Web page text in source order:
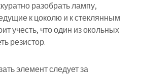
разобрать лампу,
к цоколю и к стеклянным
учесть, что один из окольных
резистор.
элемент следует за